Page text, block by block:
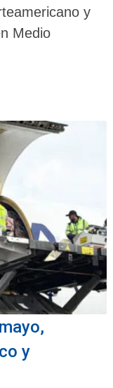
y
Medio
y